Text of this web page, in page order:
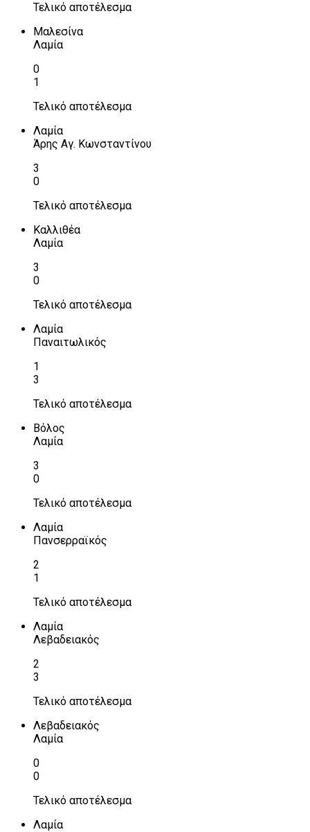
Τελικό αποτέλεσμα
Μαλεσίνα
Λαμία
0
1
Τελικό αποτέλεσμα
Λαμία
Άρης Αγ. Κωνσταντίνου
3
0
Τελικό αποτέλεσμα
Καλλιθέα
Λαμία
3
0
Τελικό αποτέλεσμα
Λαμία
Παναιτωλικός
1
3
Τελικό αποτέλεσμα
Βόλος
Λαμία
3
0
Τελικό αποτέλεσμα
Λαμία
Πανσερραϊκός
2
1
Τελικό αποτέλεσμα
Λαμία
Λεβαδειακός
2
3
Τελικό αποτέλεσμα
Λεβαδειακός
Λαμία
0
0
Τελικό αποτέλεσμα
Λαμία